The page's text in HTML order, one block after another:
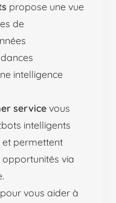
propose une vue
de
intelligence
servicevous
intelligents
et permettent
opportunités via
vous aider à